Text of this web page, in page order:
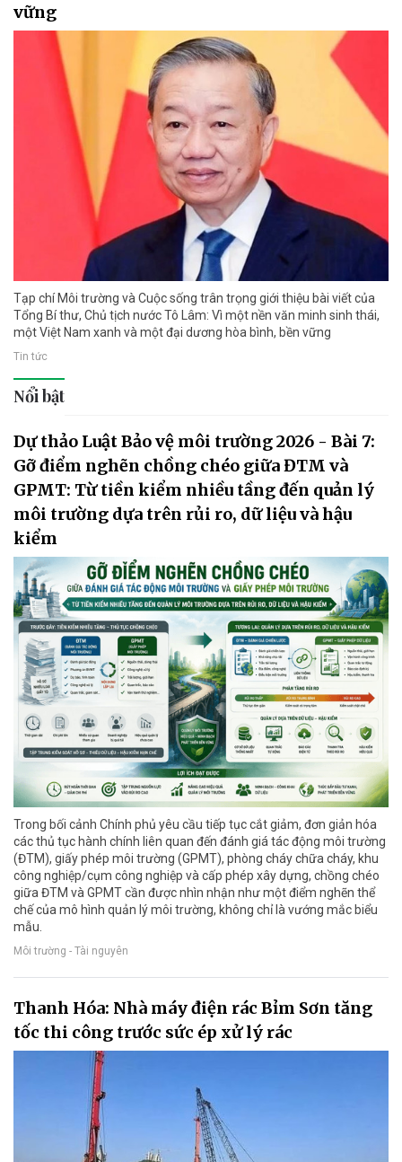
vững
Tạp chí Môi trường và Cuộc sống trân trọng giới thiệu bài viết của
Tổng Bí thư, Chủ tịch nước Tô Lâm: Vì một nền văn minh sinh thái,
một Việt Nam xanh và một đại dương hòa bình, bền vững
Tin tức
Nổi bật
Dự thảo Luật Bảo vệ môi trường 2026 - Bài 7:
Gỡ điểm nghẽn chồng chéo giữa ĐTM và
GPMT: Từ tiền kiểm nhiều tầng đến quản lý
môi trường dựa trên rủi ro, dữ liệu và hậu
kiểm
Trong bối cảnh Chính phủ yêu cầu tiếp tục cắt giảm, đơn giản hóa
các thủ tục hành chính liên quan đến đánh giá tác động môi trường
(ĐTM), giấy phép môi trường (GPMT), phòng cháy chữa cháy, khu
công nghiệp/cụm công nghiệp và cấp phép xây dựng, chồng chéo
giữa ĐTM và GPMT cần được nhìn nhận như một điểm nghẽn thể
chế của mô hình quản lý môi trường, không chỉ là vướng mắc biểu
mẫu.
Môi trường - Tài nguyên
Thanh Hóa: Nhà máy điện rác Bỉm Sơn tăng
tốc thi công trước sức ép xử lý rác